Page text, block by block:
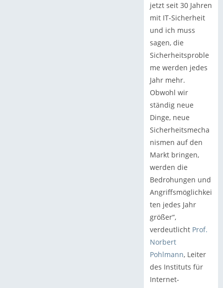
jetzt seit 30 Jahren
mit IT-Sicherheit
und ich muss
sagen, die
Sicherheitsproble
me werden jedes
Jahr mehr.
Obwohl wir
ständig neue
Dinge, neue
Sicherheitsmecha
nismen auf den
Markt bringen,
werden die
Bedrohungen und
Angriffsmöglichkei
ten jedes Jahr
größer“,
verdeutlicht Prof.
Norbert
Pohlmann, Leiter
des Instituts für
Internet-